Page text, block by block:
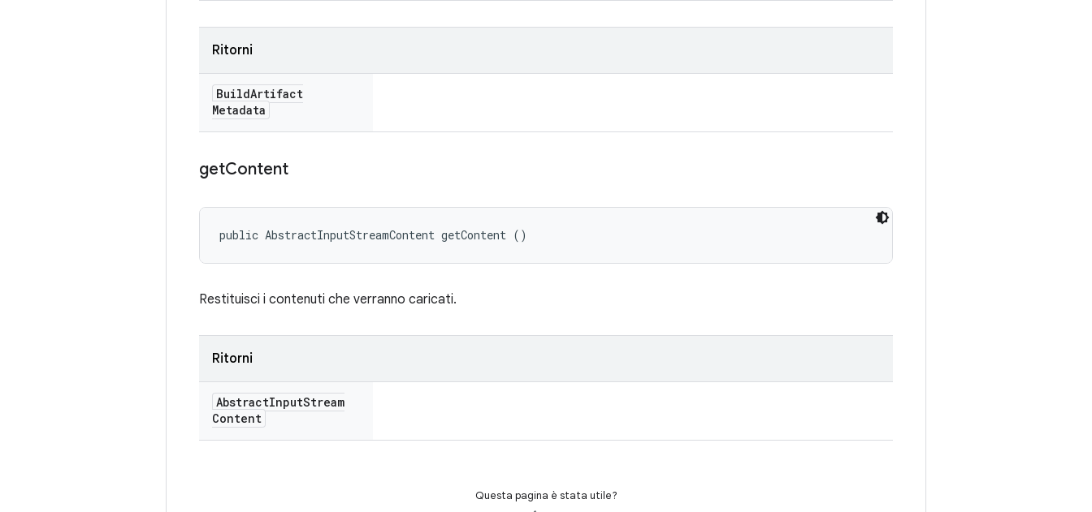
Ritorni
BuildArtifact
Metadata
getContent
public AbstractInputStreamContent getContent ()
Restituisci i contenuti che verranno caricati.
Ritorni
AbstractInputStream
Content
Questa pagina è stata utile?